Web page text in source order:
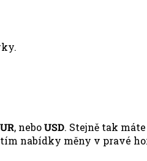
, neboUSD. Stejně tak máte
nabídky měny v pravé